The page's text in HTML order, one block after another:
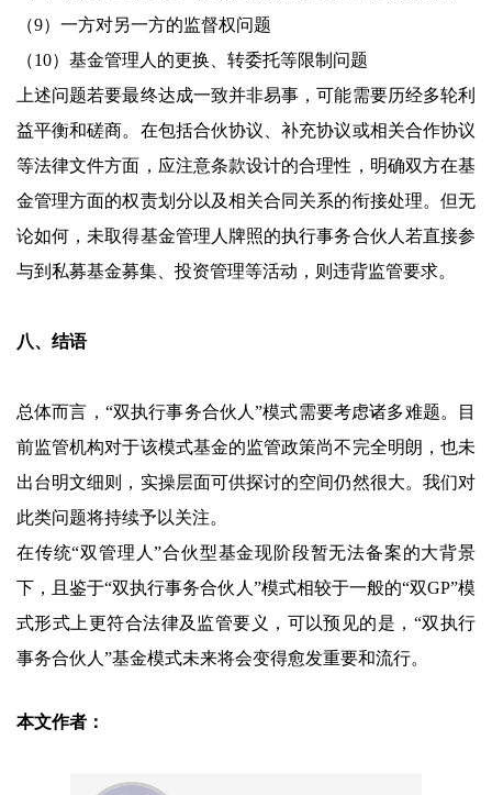
（9）一方对另一方的监督权问题
（10）基金管理人的更换、转委托等限制问题
上述问题若要最终达成一致并非易事，可能需要历经多轮利
益平衡和磋商。在包括合伙协议、补充协议或相关合作协议
等法律文件方面，应注意条款设计的合理性，明确双方在基
金管理方面的权责划分以及相关合同关系的衔接处理。但无
论如何，未取得基金管理人牌照的执行事务合伙人若直接参
与到私募基金募集、投资管理等活动，则违背监管要求。
八、结语
总体而言，“双执行事务合伙人”模式需要考虑诸多难题。目
前监管机构对于该模式基金的监管政策尚不完全明朗，也未
出台明文细则，实操层面可供探讨的空间仍然很大。我们对
此类问题将持续予以关注。
在传统“双管理人”合伙型基金现阶段暂无法备案的大背景
下，且鉴于“双执行事务合伙人”模式相较于一般的“双GP”模
式形式上更符合法律及监管要义，可以预见的是，“双执行
事务合伙人”基金模式未来将会变得愈发重要和流行。
本文作者：